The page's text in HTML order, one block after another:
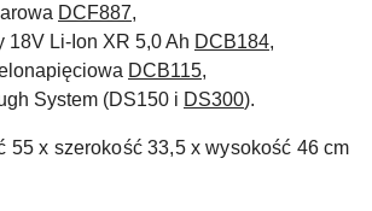
DCF887,
18V Li-Ion XR 5,0 Ah DCB184,
DCB115,
System (DS150 i DS300).
55 x szerokość 33,5 x wysokość 46 cm